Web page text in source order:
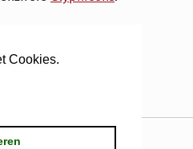
Cookies.